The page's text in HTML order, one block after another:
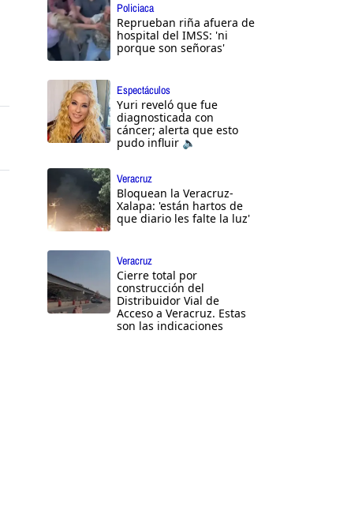
Policiaca
Reprueban riña afuera de
hospital del IMSS: 'ni
porque son señoras'
Espectáculos
Yuri reveló que fue
diagnosticada con
cáncer; alerta que esto
pudo influir 🔈
Veracruz
Bloquean la Veracruz-
Xalapa: 'están hartos de
que diario les falte la luz'
Veracruz
Cierre total por
construcción del
Distribuidor Vial de
Acceso a Veracruz. Estas
son las indicaciones